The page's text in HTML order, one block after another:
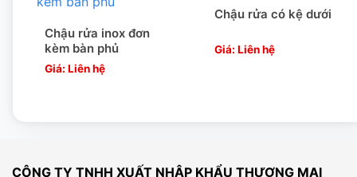
SẢN PHẨM LUÔN SẴN CÓ TRONG KHO
Sản phẩm có sẵn luôn là ưu thế của chúng tôi. Vũ Gia Phát
có hệ thống văn phòng và kho xưởng cả 3 miền: Bắc,
luôn luôn đảm bảo xuất kho và luân chuyển hàng mới liên
Chậu rửa inox đơn
kèm bàn phủ
Giá: Liên hệ
Chậu rửa có kệ dưới
Giá: Liên hệ
CÔNG TY TNHH XUẤT NHẬP KHẨU THƯƠNG MẠI